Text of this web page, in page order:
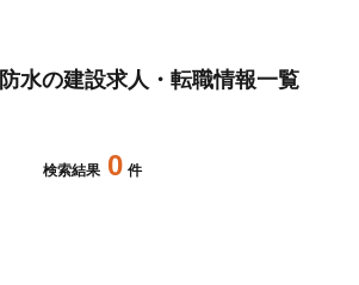
水の建設求人・転職情報一覧
検索結果 0 件